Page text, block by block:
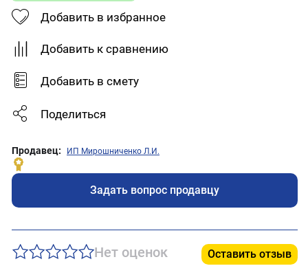
Добавить в избранное
Добавить к сравнению
Добавить в смету
Поделиться
Продавец: ИП Мирошниченко Л.И.
Задать вопрос продавцу
Нет оценок Оставить отзыв